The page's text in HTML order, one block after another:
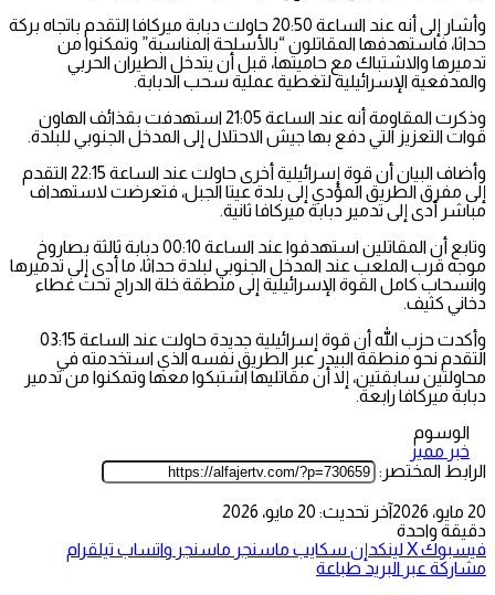
وأشار إلى أنه عند الساعة 20:50 حاولت دبابة ميركافا التقدم باتجاه بركة
حداثا، فاستهدفها المقاتلون “بالأسلحة المناسبة” وتمكنوا من
تدميرها والاشتباك مع حاميتها، قبل أن يتدخل الطيران الحربي
والمدفعية الإسرائيلية لتغطية عملية سحب الدبابة.
وذكرت المقاومة أنه عند الساعة 21:05 استهدفت بقذائف الهاون
قوات التعزيز التي دفع بها جيش الاحتلال إلى المدخل الجنوبي للبلدة.
وأضاف البيان أن قوة إسرائيلية أخرى حاولت عند الساعة 22:15 التقدم
إلى مفرق الطريق المؤدي إلى بلدة عيتا الجبل، فتعرضت لاستهداف
مباشر أدى إلى تدمير دبابة ميركافا ثانية.
وتابع أن المقاتلين استهدفوا عند الساعة 00:10 دبابة ثالثة بصاروخ
موجه قرب الملعب عند المدخل الجنوبي لبلدة حداثا، ما أدى إلى تدميرها
وانسحاب كامل القوة الإسرائيلية إلى منطقة خلة الدراج تحت غطاء
دخاني كثيف.
وأكدت حزب الله أن قوة إسرائيلية جديدة حاولت عند الساعة 03:15
التقدم نحو منطقة البيدر عبر الطريق نفسه الذي استخدمته في
محاولتين سابقتين، إلا أن مقاتليها اشتبكوا معها وتمكنوا من تدمير
دبابة ميركافا رابعة.
الوسوم
خبر مميز
الرابط المختصر:
20 مايو، 2026
آخر تحديث: 20 مايو، 2026
دقيقة واحدة
فيسبوك‫Xلينكدإن سكايب ماسنجر ماسنجر واتساب تيلقرام
مشاركة عبر البريد طباعة